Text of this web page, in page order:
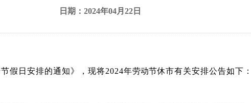
日期：2024年04月22日
假日安排的通知》，现将2024年劳动节休市有关安排公告如下：